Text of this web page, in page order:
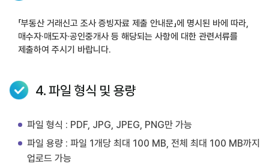
「부동산 거래신고 조사 증빙자료 제출 안내문」에 명시된 바에 따라,
매수자·매도자·공인중개사 등 해당되는 사항에 대한 관련서류를
제출하여 주시기 바랍니다.
4. 파일 형식 및 용량
파일 형식 : PDF, JPG, JPEG, PNG만 가능
파일 용량 : 파일 1개당 최대 100 MB, 전체 최대 100 MB까지
업로드 가능